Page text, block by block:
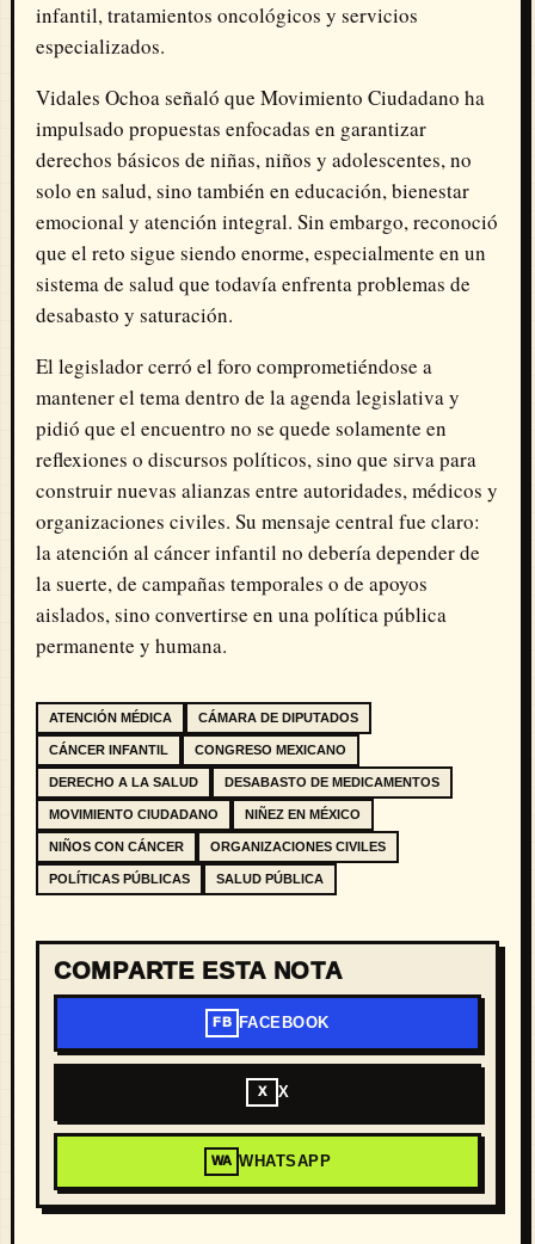
infantil, tratamientos oncológicos y servicios
especializados.
Vidales Ochoa señaló que Movimiento Ciudadano ha
impulsado propuestas enfocadas en garantizar
derechos básicos de niñas, niños y adolescentes, no
solo en salud, sino también en educación, bienestar
emocional y atención integral. Sin embargo, reconoció
que el reto sigue siendo enorme, especialmente en un
sistema de salud que todavía enfrenta problemas de
desabasto y saturación.
El legislador cerró el foro comprometiéndose a
mantener el tema dentro de la agenda legislativa y
pidió que el encuentro no se quede solamente en
reflexiones o discursos políticos, sino que sirva para
construir nuevas alianzas entre autoridades, médicos y
organizaciones civiles. Su mensaje central fue claro:
la atención al cáncer infantil no debería depender de
la suerte, de campañas temporales o de apoyos
aislados, sino convertirse en una política pública
permanente y humana.
ATENCIÓN MÉDICA CÁMARA DE DIPUTADOS
CÁNCER INFANTIL CONGRESO MEXICANO
DERECHO A LA SALUD DESABASTO DE MEDICAMENTOS
MOVIMIENTO CIUDADANO NIÑEZ EN MÉXICO
NIÑOS CON CÁNCER ORGANIZACIONES CIVILES
POLÍTICAS PÚBLICAS SALUD PÚBLICA
COMPARTE ESTA NOTA
FB FACEBOOK
X X
WA WHATSAPP